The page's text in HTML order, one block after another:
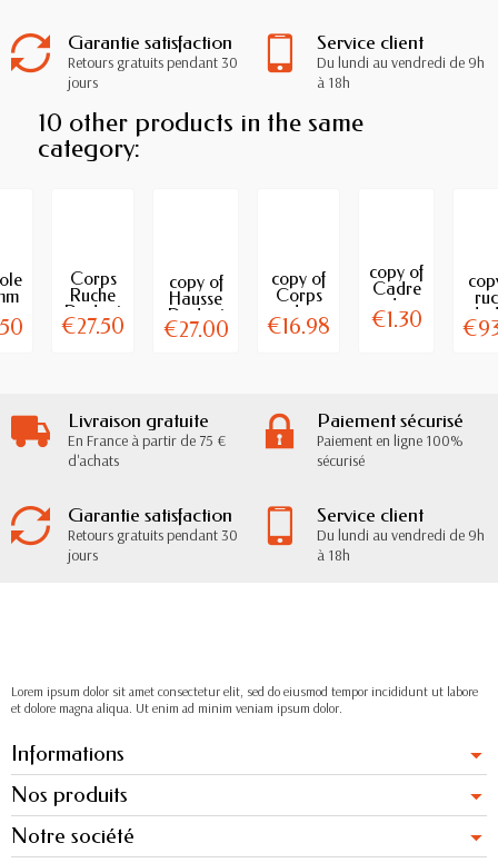
Garantie satisfaction
Retours gratuits pendant 30
jours
Service client
Du lundi au vendredi de 9h
à 18h
10 other products in the same
category:
Corps
Ruche
Dadant
10
€27.50
copy of
Hausse
Dadant
9 cadres
€27.00
copy of
Corps
de
Ruchette
€16.98
copy of
Cadre
de
hausse
€1.30
Livraison gratuite
En France à partir de 75 €
d'achats
Paiement sécurisé
Paiement en ligne 100%
sécurisé
Garantie satisfaction
Retours gratuits pendant 30
jours
Service client
Du lundi au vendredi de 9h
à 18h
Lorem ipsum dolor sit amet consectetur elit, sed do eiusmod tempor incididunt ut labore
et dolore magna aliqua. Ut enim ad minim veniam ipsum dolor.
Informations
Nos produits
Notre société